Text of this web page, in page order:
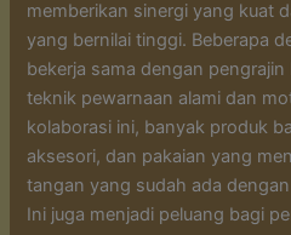
memberikan sinergi yang kuat
yang bernilai tinggi. Beberapa
bekerja sama dengan
teknik pewarnaan alami dan
kolaborasi ini, banyak produk
aksesori, dan pakaian yang
tangan yang sudah ada
Ini juga menjadi peluang bagi